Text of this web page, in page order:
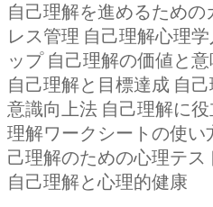
自己理解を進めるための
レス管理 自己理解心理学
ップ 自己理解の価値と意
自己理解と目標達成 自
意識向上法 自己理解に
理解ワークシートの使い
己理解のための心理テス
自己理解と心理的健康